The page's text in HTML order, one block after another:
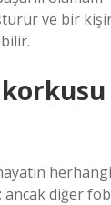
ve bir
diğer